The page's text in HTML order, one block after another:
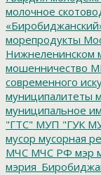
молочное
морепродукты
Нижнеленинском
мошенничество
современного
муниципалитеты
муниципальное
"ГТС" МУП "ГУК
мусор мусорная
МЧС МЧС РФ мэр